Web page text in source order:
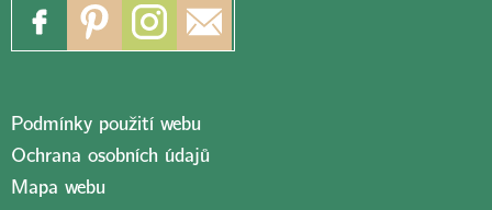
Podmínky použití webu
Ochrana osobních údajů
Mapa webu